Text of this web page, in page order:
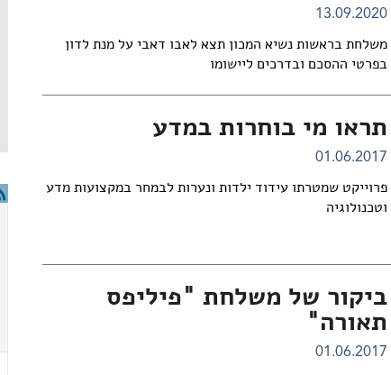
13.09.2020
משלחת בראשות נשיא המכון תצא לאבו דאבי על מנת לדון
בפרטי ההסכם ובדרכים ליישומו
תראו מי בוחרות במדע
01.06.2017
פרוייקט שמטרתו עידוד ילדות ונערות לבמחר במקצועות מדע
וטכנולוגיה
ביקור של משלחת "פיליפס
תאורה"
01.06.2017